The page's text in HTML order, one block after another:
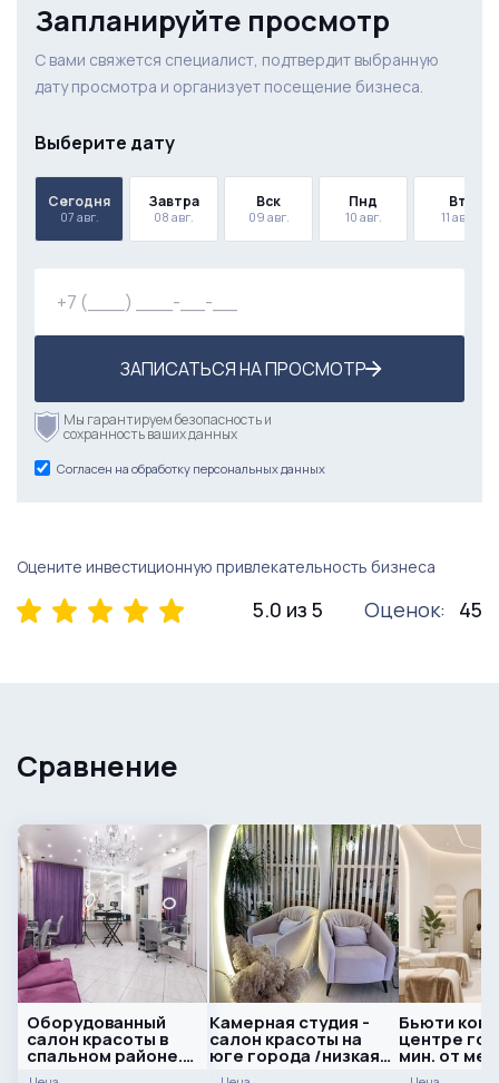
Запланируйте просмотр
С вами свяжется специалист, подтвердит выбранную
дату просмотра и организует посещение бизнеса.
Выберите дату
Сегодня
07 авг.
Завтра
08 авг.
Вск
09 авг.
Пнд
10 авг.
Вт
11 авг.
ЗАПИСАТЬСЯ НА ПРОСМОТР
Мы гарантируем безопасность и
сохранность ваших данных
Согласен на обработку персональных данных
Оцените инвестиционную привлекательность бизнеса
5.0 из 5 Оценок: 45
Сравнение
Оборудованный
салон красоты в
спальном районе.
12+ лет работы
Камерная студия -
салон красоты на
юге города /низкая
аренда
Бьюти
центре
мин. от